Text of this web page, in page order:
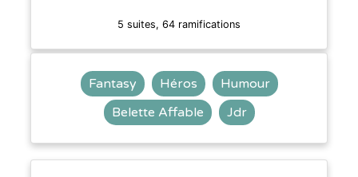
5 suites, 64 ramifications
Fantasy Héros
Humour
Belette Affable
Jdr